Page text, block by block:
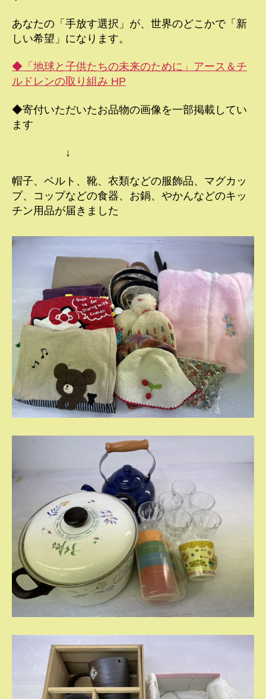
あなたの「手放す選択」が、世界のどこかで「新
しい希望」になります。
◆「地球と子供たちの未来のために」アース＆チ
ルドレンの取り組み HP
◆寄付いただいたお品物の画像を一部掲載してい
ます
↓
帽子、ベルト、靴、衣類などの服飾品、マグカッ
プ、コップなどの食器、お鍋、やかんなどのキッ
チン用品が届きました